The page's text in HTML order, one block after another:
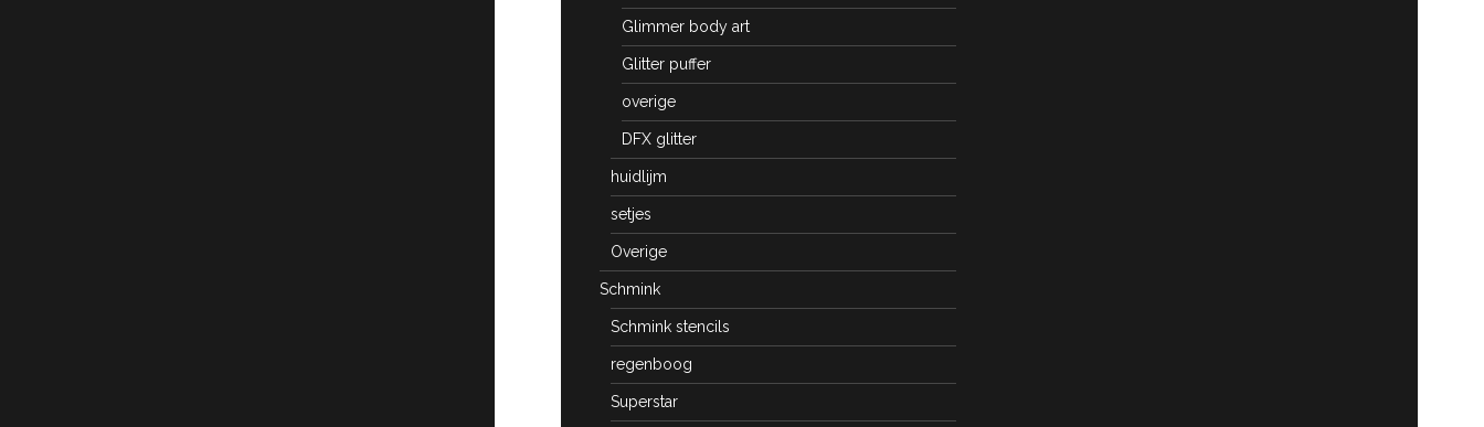
Glimmer body art
Glitter puffer
overige
DFX glitter
huidlijm
setjes
Overige
Schmink
Schmink stencils
regenboog
Superstar